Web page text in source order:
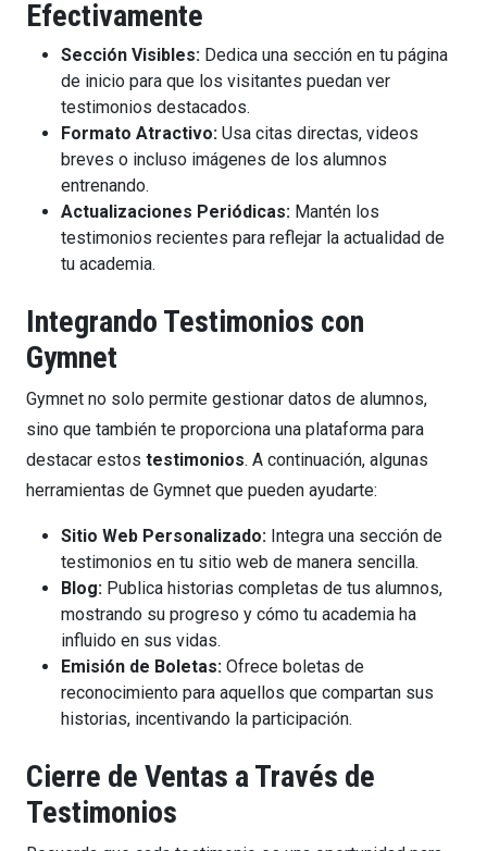
Efectivamente
Sección Visibles: Dedica una sección en tu página
de inicio para que los visitantes puedan ver
testimonios destacados.
Formato Atractivo: Usa citas directas, videos
breves o incluso imágenes de los alumnos
entrenando.
Actualizaciones Periódicas: Mantén los
testimonios recientes para reflejar la actualidad de
tu academia.
Integrando Testimonios con
Gymnet
Gymnet no solo permite gestionar datos de alumnos,
sino que también te proporciona una plataforma para
destacar estos testimonios. A continuación, algunas
herramientas de Gymnet que pueden ayudarte:
Sitio Web Personalizado: Integra una sección de
testimonios en tu sitio web de manera sencilla.
Blog: Publica historias completas de tus alumnos,
mostrando su progreso y cómo tu academia ha
influido en sus vidas.
Emisión de Boletas: Ofrece boletas de
reconocimiento para aquellos que compartan sus
historias, incentivando la participación.
Cierre de Ventas a Través de
Testimonios